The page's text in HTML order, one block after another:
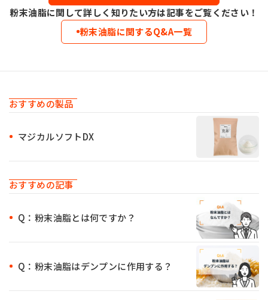
粉末油脂に関して詳しく知りたい方は記事をご覧ください！
粉末油脂に関するQ&A一覧
おすすめの製品
マジカルソフトDX
おすすめの記事
Q：粉末油脂とは何ですか？
Q：粉末油脂はデンプンに作用する？